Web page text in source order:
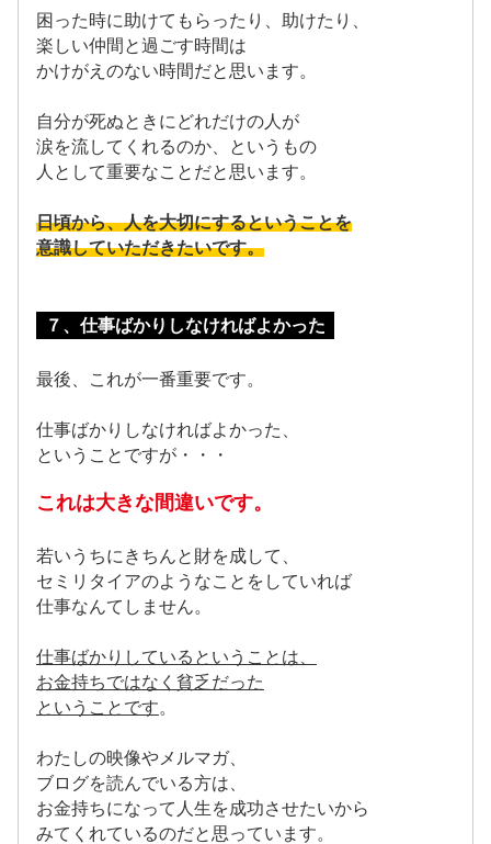
困った時に助けてもらったり、助けたり、
楽しい仲間と過ごす時間は
かけがえのない時間だと思います。
自分が死ぬときにどれだけの人が
涙を流してくれるのか、というもの
人として重要なことだと思います。
日頃から、人を大切にするということを
意識していただきたいです。
７、仕事ばかりしなければよかった
最後、これが一番重要です。
仕事ばかりしなければよかった、
ということですが・・・
これは大きな間違いです。
若いうちにきちんと財を成して、
セミリタイアのようなことをしていれば
仕事なんてしません。
仕事ばかりしているということは、
お金持ちではなく貧乏だった
ということです。
わたしの映像やメルマガ、
ブログを読んでいる方は、
お金持ちになって人生を成功させたいから
みてくれているのだと思っています。